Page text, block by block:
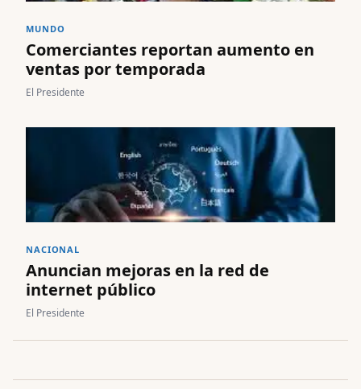
MUNDO
Comerciantes reportan aumento en
ventas por temporada
El Presidente
NACIONAL
Anuncian mejoras en la red de
internet público
El Presidente